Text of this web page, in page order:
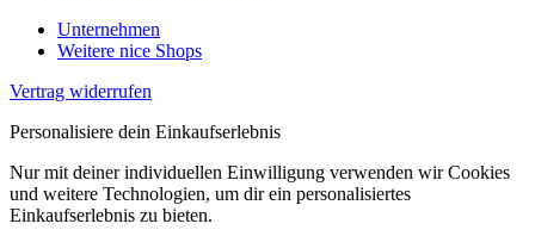
Unternehmen
Weitere nice Shops
Vertrag widerrufen
Personalisiere dein Einkaufserlebnis
Nur mit deiner individuellen Einwilligung verwenden wir Cookies
und weitere Technologien, um dir ein personalisiertes
Einkaufserlebnis zu bieten.